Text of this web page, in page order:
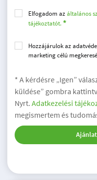
Elfogadom azáltalános
tájékoztatót.
Hozzájárulok az
marketing célú
* A kérdésre „Igen”
küldése” gombra
Nyrt. Adatkezelési
megismertem és